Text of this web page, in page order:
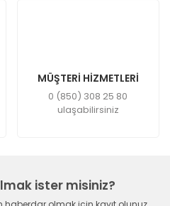
MÜŞTERİ HİZMETLERİ
0 (850) 308 25 80
ulaşabilirsiniz
ister misiniz?